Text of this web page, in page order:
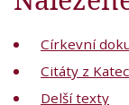
Církevní
Citáty z
Delší texty